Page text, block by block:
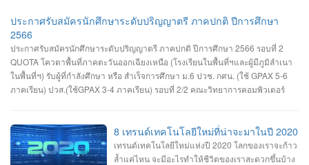
ประกาศรับสมัครนักศึกษาระดับปริญญาตรี ภาคปกติ ปีการศึกษา
2566
ประกาศรับสมัครนักศึกษาระดับปริญญาตรี ภาคปกติ ปีการศึกษา 2566 รอบที่ 2
QUOTA โควตาพื้นที่ภาคตะวันออกเฉียงเหนือ (โรงเรียนในพื้นที่ฯและผู้มีภูมิลำเนา
ในพื้นที่ฯ) รับผู้ที่กำลังศึกษา หรือ สำเร็จการศึกษา ม.6 ปวช. กศน. (ใช้ GPAX 5-6
ภาคเรียน) ปวส.(ใช้GPAX 3-4 ภาคเรียน) รอบที่ 2/2 คณะวิทยาการคอมพิวเตอร์
เว็บไซต์ https://admission.ubru.ac.th/ รายละเอียด เกณฑ์ คุณสมบัติ การรับสมัคร
https://misdoc.ubru.ac.th/tcas.../anouncement2566_22_7.pdf ติดต่อสอบถาม
045-352-000 ต่อ 5601 หรือ 045-352-144, 045-352-147
8 เทรนด์เทคโนโลยีใหม่ที่น่าจะมาในปี 2020
เทรนด์เทคโนโลยีใหม่แห่งปี 2020 โลกของเราจะก้าว
ล้ำแค่ไหน จะมีอะไรทำให้ชีวิตของเราสะดวกขึ้นบ้าง